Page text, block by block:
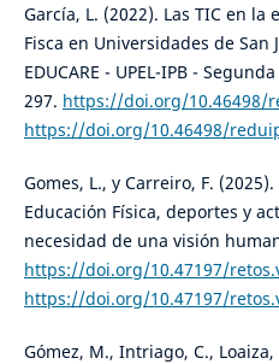
García, L. (2022). Las TIC en la
Fisca en Universidades de San
EDUCARE - UPEL-IPB -
297. https://doi.org/10.46498/
https://doi.org/10.46498/
Gomes, L., y Carreiro, F.
Educación Física, deportes y
necesidad de una visión
https://doi.org/10.47197/
https://doi.org/10.47197/
Gómez, M., Intriago, C.,